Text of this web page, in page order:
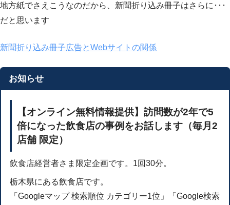
地方紙でさえこうなのだから、新聞折り込み冊子はさらに･･･
だと思います
新聞折り込み冊子広告とWebサイトの関係
お知らせ
【オンライン無料情報提供】訪問数が2年で5
倍になった飲食店の事例をお話します（毎月2
店舗 限定）
飲食店経営者さま限定企画です。1回30分。
栃木県にある飲食店です。
「Googleマップ 検索順位 カテゴリー1位」「Google検索